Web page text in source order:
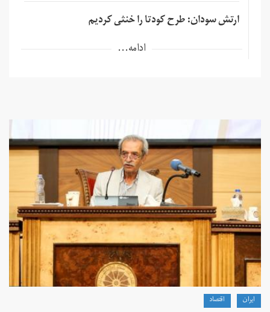
ارتش سودان: طرح کودتا را خنثی کردیم
ادامه...
ايران اقتصاد